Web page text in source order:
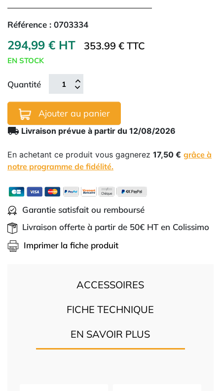
Référence : 0703334
294,99 € HT 353.99 € TTC
EN STOCK
Quantité
Ajouter au panier
local_shipping Livraison prévue à partir du 12/08/2026
En achetant ce produit vous gagnerez 17,50 € grâce à
notre programme de fidélité.
Garantie satisfait ou remboursé
Livraison offerte à partir de 50€ HT en Colissimo
Imprimer la fiche produit
ACCESSOIRES
FICHE TECHNIQUE
EN SAVOIR PLUS